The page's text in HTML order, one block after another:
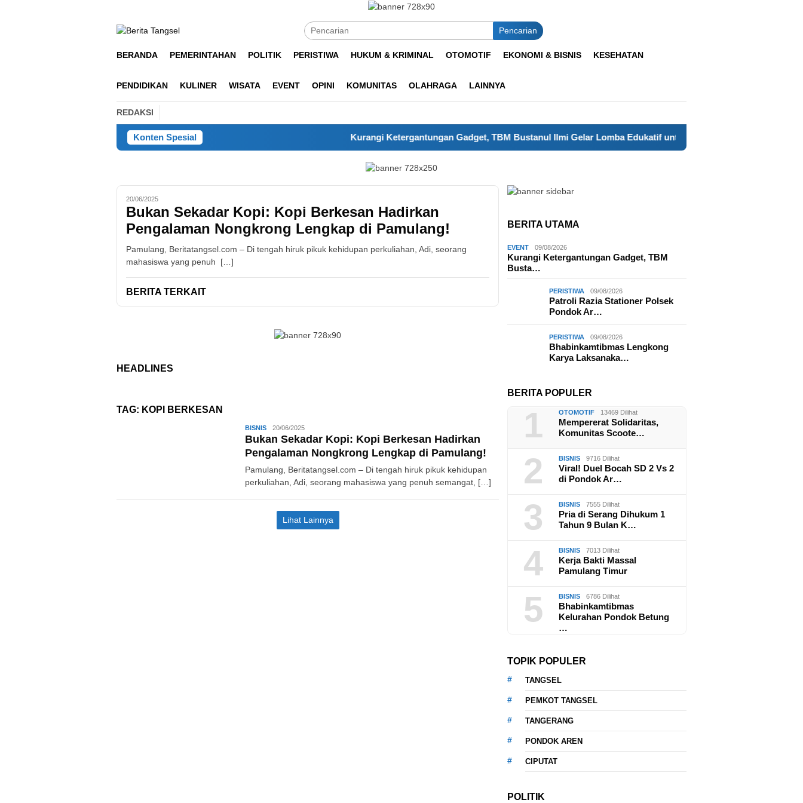
Pencarian
BERANDA PEMERINTAHAN POLITIK PERISTIWA HUKUM & KRIMINAL OTOMOTIF EKONOMI & BISNIS KESEHATAN
PENDIDIKAN KULINER WISATA EVENT OPINI KOMUNITAS OLAHRAGA LAINNYA
REDAKSI
Konten Spesial Kurangi Ketergantungan Gadget, TBM Bustanul Ilmi Gelar Lomba Edukatif untuk Anak
20/06/2025
Bukan Sekadar Kopi: Kopi Berkesan Hadirkan
Pengalaman Nongkrong Lengkap di Pamulang!
Pamulang, Beritatangsel.com – Di tengah hiruk pikuk kehidupan perkuliahan, Adi, seorang
mahasiswa yang penuh […]
BERITA TERKAIT
HEADLINES
TAG: KOPI BERKESAN
BISNIS Redaksi
20/06/2025
Bukan Sekadar Kopi: Kopi Berkesan Hadirkan
Pengalaman Nongkrong Lengkap di Pamulang!
Pamulang, Beritatangsel.com – Di tengah hiruk pikuk kehidupan
perkuliahan, Adi, seorang mahasiswa yang penuh semangat, […]
Lihat Lainnya
BERITA UTAMA
EVENT 09/08/2026
Kurangi Ketergantungan Gadget, TBM
Busta…
PERISTIWA 09/08/2026
Patroli Razia Stationer Polsek
Pondok Ar…
PERISTIWA 09/08/2026
Bhabinkamtibmas Lengkong
Karya Laksanaka…
BERITA POPULER
1 OTOMOTIF 13469 Dilihat
Mempererat Solidaritas,
Komunitas Scoote…
2 BISNIS 9716 Dilihat
Viral! Duel Bocah SD 2 Vs 2
di Pondok Ar…
3 BISNIS 7555 Dilihat
Pria di Serang Dihukum 1
Tahun 9 Bulan K…
4 BISNIS 7013 Dilihat
Kerja Bakti Massal
Pamulang Timur
5 BISNIS 6786 Dilihat
Bhabinkamtibmas
Kelurahan Pondok Betung
…
TOPIK POPULER
TANGSEL
PEMKOT TANGSEL
TANGERANG
PONDOK AREN
CIPUTAT
POLITIK